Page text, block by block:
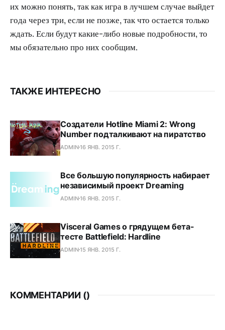
их можно понять, так как игра в лучшем случае выйдет
года через три, если не позже, так что остается только
ждать. Если будут какие-либо новые подробности, то
мы обязательно про них сообщим.
ТАКЖЕ ИНТЕРЕСНО
Создатели Hotline Miami 2: Wrong
Number подталкивают на пиратство
ADMIN16 ЯНВ. 2015 Г.
Все большую популярность набирает
независимый проект Dreaming
ADMIN16 ЯНВ. 2015 Г.
Visceral Games о грядущем бета-
тесте Battlefield: Hardline
ADMIN15 ЯНВ. 2015 Г.
КОММЕНТАРИИ ()